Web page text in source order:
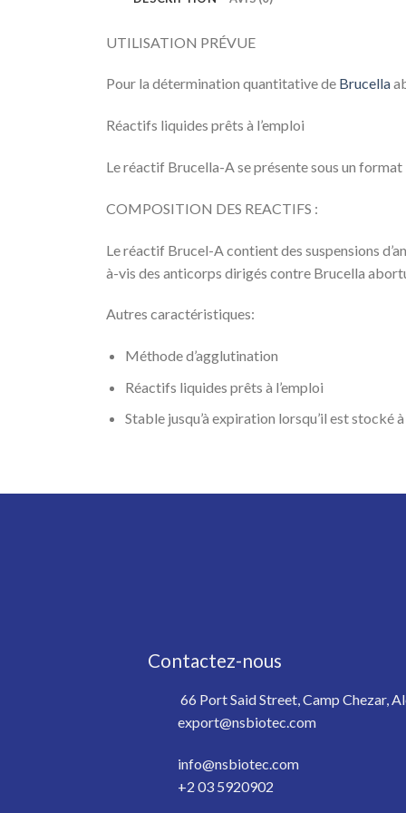
UTILISATION PRÉVUE
Pour la détermination quantitative de Brucella
Réactifs liquides prêts à l’emploi
Le réactif Brucella-A se présente sous un
COMPOSITION DES REACTIFS :
Le réactif Brucel-A contient des suspensions
à-vis des anticorps dirigés contre Brucella
Autres caractéristiques:
Méthode d’agglutination
Réactifs liquides prêts à l’emploi
Stable jusqu’à expiration lorsqu’il est stocké
Contactez-nous
66 Port Said Street, Camp Chezar,
export@nsbiotec.com
info@nsbiotec.com
+2 03 5920902